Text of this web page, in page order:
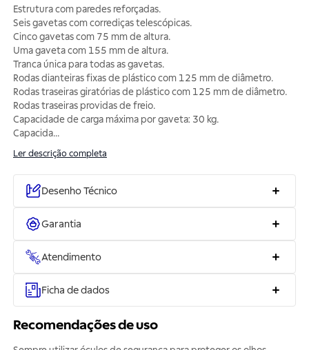
Estrutura com paredes reforçadas.
Seis gavetas com corrediças telescópicas.
Cinco gavetas com 75 mm de altura.
Uma gaveta com 155 mm de altura.
Tranca única para todas as gavetas.
Rodas dianteiras fixas de plástico com 125 mm de diâmetro.
Rodas traseiras giratórias de plástico com 125 mm de diâmetro.
Rodas traseiras providas de freio.
Capacidade de carga máxima por gaveta: 30 kg.
Capacida...
Ler descrição completa
Desenho Técnico
Garantia
Atendimento
Ficha de dados
Recomendações de uso